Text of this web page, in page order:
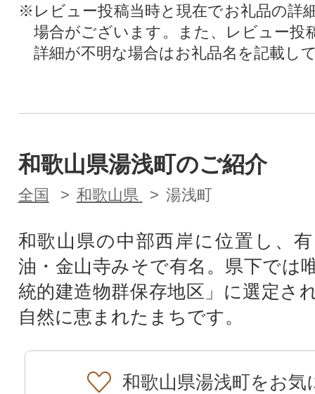
※レビュー投稿当時と現在でお礼品の詳
場合がございます。また、レビュー投
詳細が不明な場合はお礼品名を記載し
和歌山県湯浅町のご紹介
全国 和歌山県 湯浅町
和歌山県の中部西岸に位置し、
油・金山寺みそで有名。県下では
統的建造物群保存地区」に選定さ
自然に恵まれたまちです。
和歌山県湯浅町をお気